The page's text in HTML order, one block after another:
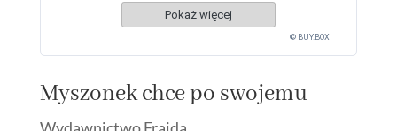
Pokaż więcej
© BUY.BOX
Myszonek chce po swojemu